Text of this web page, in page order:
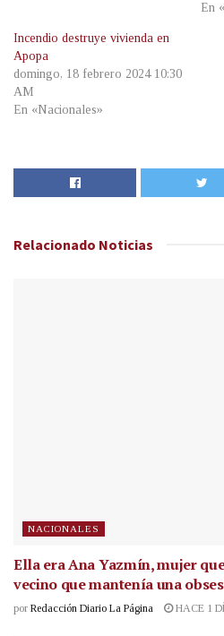
En
Incendio destruye vivienda en
Apopa
domingo, 18 febrero 2024 10:30
AM
En «Nacionales»
Relacionado Noticias
NACIONALES
Ella era Ana Yazmín, mujer
vecino que mantenía una
por Redacción Diario La Página HACE 1